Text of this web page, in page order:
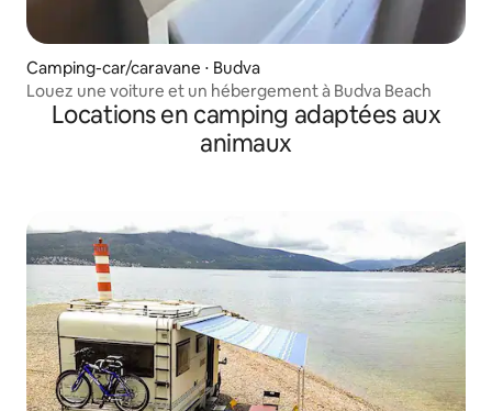
Camping-car/caravane ⋅ Budva
Louez une voiture et un hébergement à Budva Beach
Locations en camping adaptées aux
animaux